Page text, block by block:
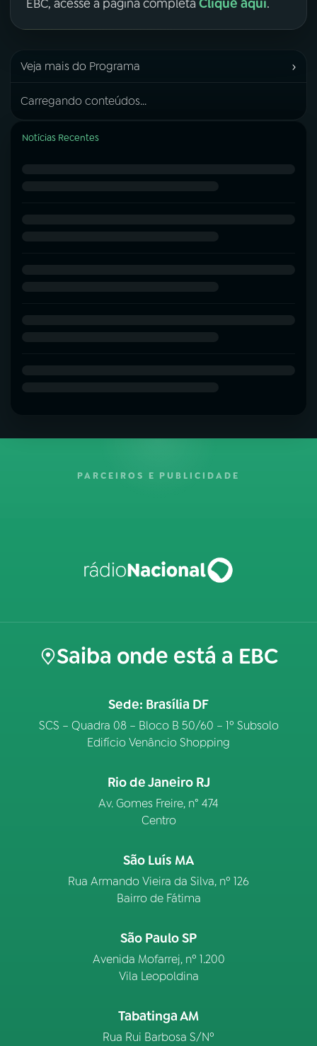
EBC, acesse a página completa Clique aqui.
Veja mais do Programa ›
Carregando conteúdos...
Notícias Recentes
PARCEIROS E PUBLICIDADE
Saiba onde está a EBC
Sede: Brasília DF
SCS – Quadra 08 – Bloco B 50/60 – 1º Subsolo
Edifício Venâncio Shopping
Rio de Janeiro RJ
Av. Gomes Freire, n° 474
Centro
São Luís MA
Rua Armando Vieira da Silva, nº 126
Bairro de Fátima
São Paulo SP
Avenida Mofarrej, nº 1.200
Vila Leopoldina
Tabatinga AM
Rua Rui Barbosa S/Nº